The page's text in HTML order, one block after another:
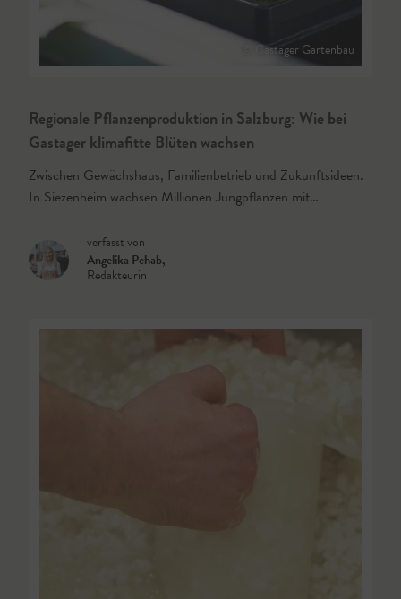
© Gastager Gartenbau
Regionale Pflanzenproduktion in Salzburg: Wie bei
Gastager klimafitte Blüten wachsen
Zwischen Gewächshaus, Familienbetrieb und Zukunftsideen.
In Siezenheim wachsen Millionen Jungpflanzen mit…
verfasst von
Angelika Pehab,
Redakteurin